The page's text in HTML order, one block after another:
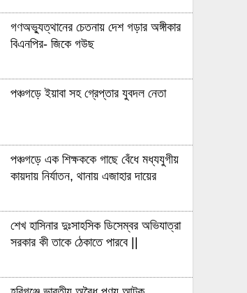
গণঅভ্যুত্থানের চেতনায় দেশ গড়ার অঙ্গীকার
বিএনপির- জিকে গউছ
পঞ্চগড়ে ইয়াবা সহ গ্রেপ্তার যুবদল নেতা
পঞ্চগড়ে এক শিক্ষককে গাছে বেঁধে মধ্যযুগীয়
কায়দায় নির্যাতন, থানায় এজাহার দায়ের
শেখ হাসিনার দুঃসাহসিক ডিসেম্বর অভিযাত্রা
সরকার কী তাকে ঠেকাতে পারবে ||